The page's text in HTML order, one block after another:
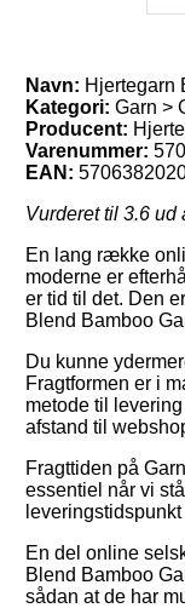
Navn: Hjertegarn
Kategori: Garn >
Producent:
Varenummer:
EAN:
Vurderet til 3.6 ud
En lang række
moderne er
er tid til det. Den
Blend Bamboo
Du kunne
Fragtformen er i
metode til
afstand til
Fragttiden på
essentiel når vi
En del online
Blend Bamboo
sådan at de har